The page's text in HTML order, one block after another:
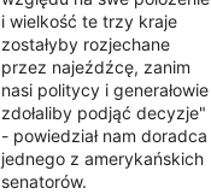
i wielkość te trzy kraje
zostałyby rozjechane
przez najeźdźcę, zanim
nasi politycy i generałowie
zdołaliby podjąć decyzje"
- powiedział nam doradca
jednego z amerykańskich
senatorów.